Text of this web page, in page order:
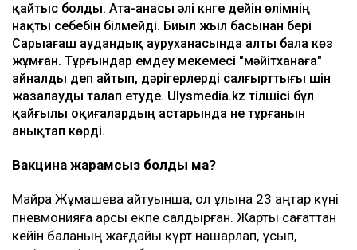
қайтыс болды. Ата-анасы әлі күнге дейін өлімнің
нақты себебін білмейді. Биыл жыл басынан бері
Сарыағаш аудандық ауруханасында алты бала көз
жұмған. Тұрғындар емдеу мекемесі "мәйітханаға"
айналды деп айтып, дәрігерлерді салғырттығы үшін
жазалауды талап етуде. Ulysmedia.kz тілшісі бұл
қайғылы оқиғалардың астарында не тұрғанын
анықтап көрді.
Вакцина жарамсыз болды ма?
Майра Жұмашева айтуынша, ол ұлына 23 қаңтар күні
пневмонияға қарсы екпе салдырған. Жарты сағаттан
кейін баланың жағдайы күрт нашарлап, құсып,